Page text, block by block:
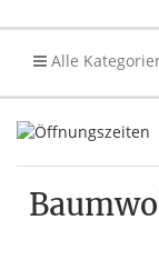
Alle